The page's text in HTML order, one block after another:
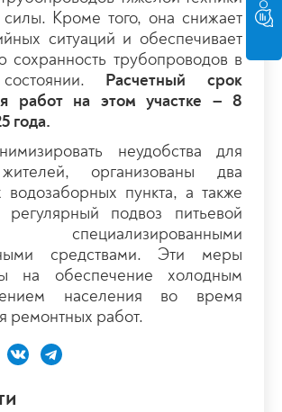
Кроме того, она снижает
ситуаций и обеспечивает
сохранность трубопроводов в
Расчетный срок
работ на этом участке – 8
года.
неудобства для
организованы два
пункта, а также
регулярный подвоз питьевой
средствами. Эти меры
на обеспечение холодным
населения во время
ремонтных работ.